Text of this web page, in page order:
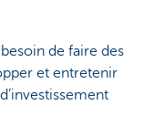
de faire des
et entretenir